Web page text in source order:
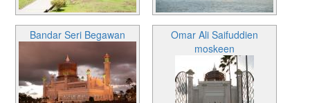
Bandar Seri Begawan
Omar Ali Saifuddien
moskeen